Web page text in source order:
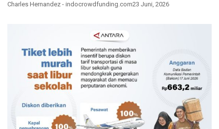
Charles Hernandez - indocrowdfunding.com23 Juni, 2026